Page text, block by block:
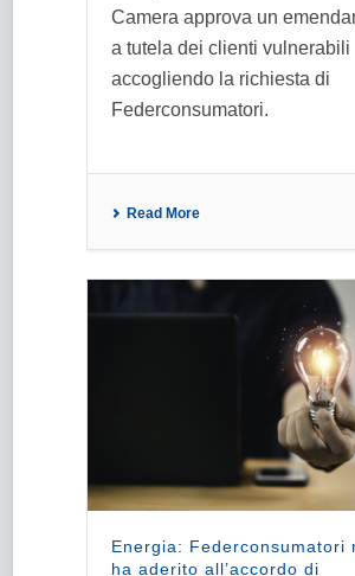
Camera approva un
a tutela dei clienti vulnerabili
accogliendo la richiesta di
Federconsumatori.
Read More
Energia: Federconsumatori
ha aderito all’accordo di